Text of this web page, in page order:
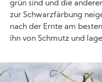
grün sind und die
zur Schwarzfärbung
nach der Ernte am
ihn von Schmutz und
Image